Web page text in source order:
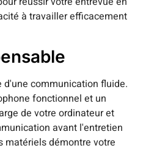
à travailler efficacement
communication fluide.
fonctionnel et un
de votre ordinateur et
avant l'entretien
matériels démontre votre